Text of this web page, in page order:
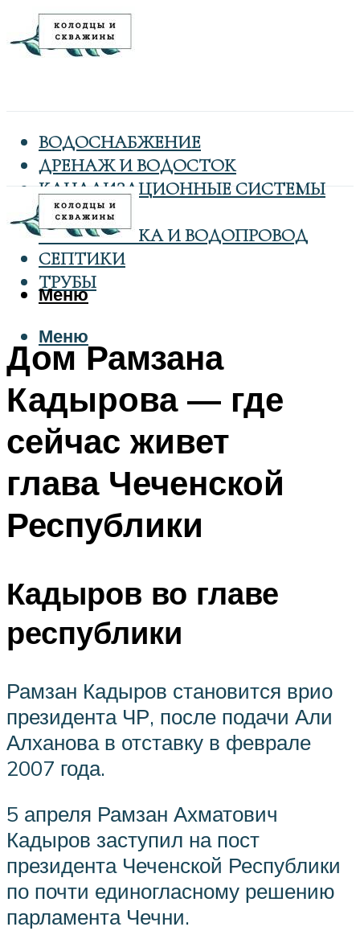
ВОДОСНАБЖЕНИЕ
ДРЕНАЖ И ВОДОСТОК
КАНАЛИЗАЦИОННЫЕ СИСТЕМЫ
КОЛОДЦЫ
САНТЕХНИКА И ВОДОПРОВОД
СЕПТИКИ
ТРУБЫ
Меню
Меню
Дом Рамзана
Кадырова — где
сейчас живет
глава Чеченской
Республики
Кадыров во главе
республики
Рамзан Кадыров становится врио
президента ЧР, после подачи Али
Алханова в отставку в феврале
2007 года.
5 апреля Рамзан Ахматович
Кадыров заступил на пост
президента Чеченской Республики
по почти единогласному решению
парламента Чечни.